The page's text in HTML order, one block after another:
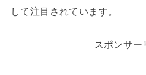
して注目されています。
スポンサー